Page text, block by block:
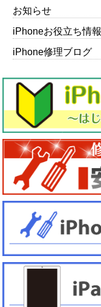
お知らせ
iPhoneお役立ち情報
iPhone修理ブログ